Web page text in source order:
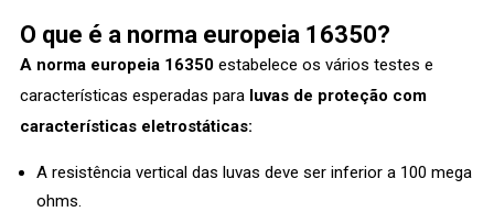
O que é a norma europeia 16350?
A norma europeia 16350estabelece os vários testes e
características esperadas para luvas de proteção com
características eletrostáticas:
A resistência vertical das luvas deve ser inferior a 100 mega
ohms.